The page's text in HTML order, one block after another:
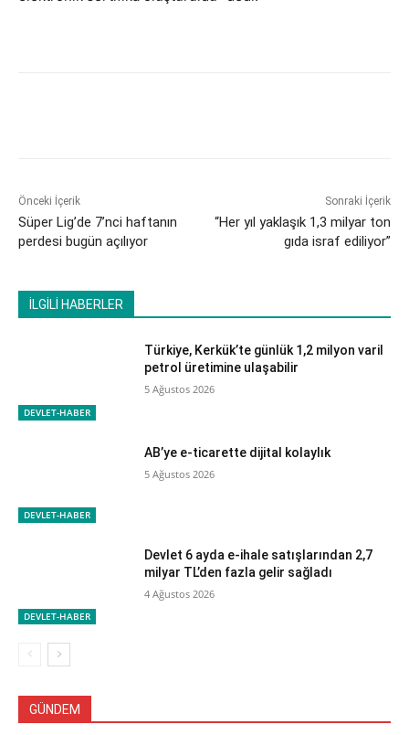
Önceki İçerik
Süper Lig’de 7’nci haftanın
perdesi bugün açılıyor
Sonraki İçerik
“Her yıl yaklaşık 1,3 milyar ton
gıda israf ediliyor”
İLGİLİ HABERLER
DEVLET-HABER
Türkiye, Kerkük’te günlük 1,2 milyon varil
petrol üretimine ulaşabilir
5 Ağustos 2026
DEVLET-HABER
AB’ye e-ticarette dijital kolaylık
5 Ağustos 2026
DEVLET-HABER
Devlet 6 ayda e-ihale satışlarından 2,7
milyar TL’den fazla gelir sağladı
4 Ağustos 2026
GÜNDEM